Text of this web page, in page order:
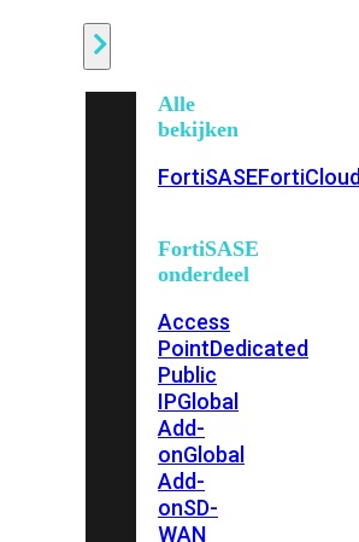
Alle
bekijken
FortiSASEFortiCloud
FortiSASE
onderdeel
Access
PointDedicated
Public
IPGlobal
Add-
onGlobal
Add-
onSD-
WAN